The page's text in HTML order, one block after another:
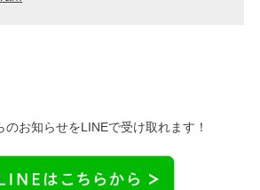
のお知らせをLINEで受け取れます！